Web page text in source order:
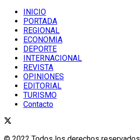
INICIO
PORTADA
REGIONAL
ECONOMIA
DEPORTE
INTERNACIONAL
REVISTA
OPINIONES
EDITORIAL
TURISMO
Contacto